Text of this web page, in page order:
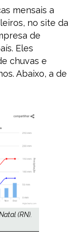
mensais a
no site da
de
Eles
chuvas e
Abaixo, a de
(RN).